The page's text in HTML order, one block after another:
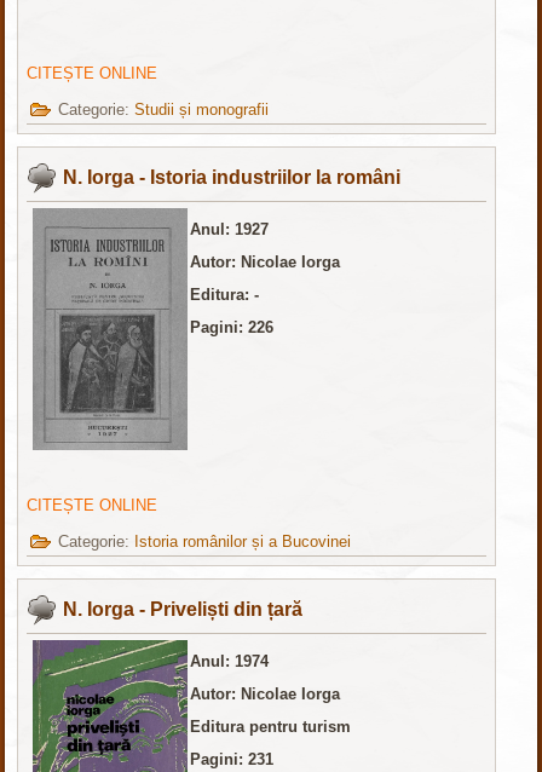
CITEȘTE ONLINE
Categorie:Studii și monografii
N. Iorga - Istoria industriilor la români
Anul: 1927
Autor: Nicolae Iorga
Editura: -
Pagini: 226
CITEȘTE ONLINE
Categorie: Istoria românilor și a Bucovinei
N. Iorga - Priveliști din țară
Anul: 1974
Autor: Nicolae Iorga
Editura pentru turism
Pagini: 231